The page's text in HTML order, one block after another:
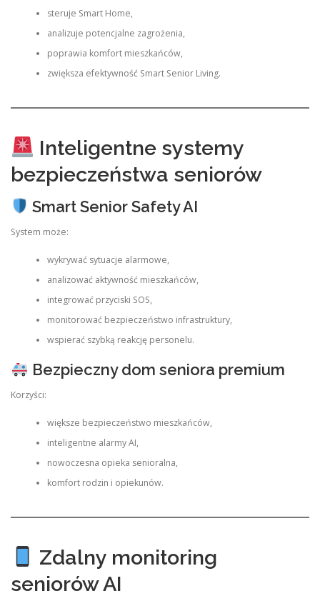
steruje Smart Home,
analizuje potencjalne zagrożenia,
poprawia komfort mieszkańców,
zwiększa efektywność Smart Senior Living.
Inteligentne systemy
bezpieczeństwa seniorów
Smart Senior Safety AI
System może:
wykrywać sytuacje alarmowe,
analizować aktywność mieszkańców,
integrować przyciski SOS,
monitorować bezpieczeństwo infrastruktury,
wspierać szybką reakcję personelu.
Bezpieczny dom seniora premium
Korzyści:
większe bezpieczeństwo mieszkańców,
inteligentne alarmy AI,
nowoczesna opieka senioralna,
komfort rodzin i opiekunów.
Zdalny monitoring
seniorów AI